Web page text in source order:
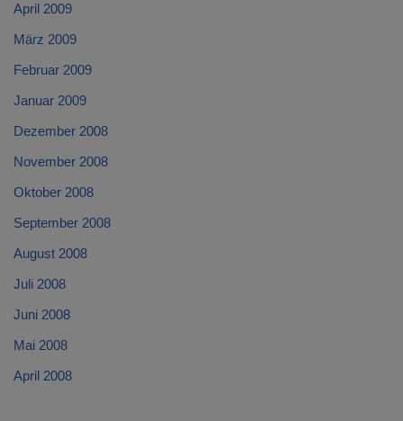
April 2009
März 2009
Februar 2009
Januar 2009
Dezember 2008
November 2008
Oktober 2008
September 2008
August 2008
Juli 2008
Juni 2008
Mai 2008
April 2008